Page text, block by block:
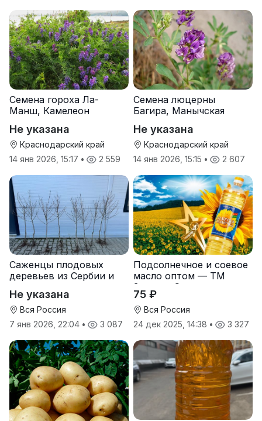
Семена гороха Ла-
Манш, Камелеон
Не указана
Краснодарский край
14 янв 2026, 15:17 • 2 559
Семена люцерны
Багира, Манычская
Не указана
Краснодарский край
14 янв 2026, 15:15 • 2 607
Саженцы плодовых
деревьев из Сербии и
Не указана
Вся Россия
7 янв 2026, 22:04 • 3 087
Подсолнечное и соевое
масло оптом — ТМ
Золотая Семечка
75 ₽
Вся Россия
24 дек 2025, 14:38 • 3 327